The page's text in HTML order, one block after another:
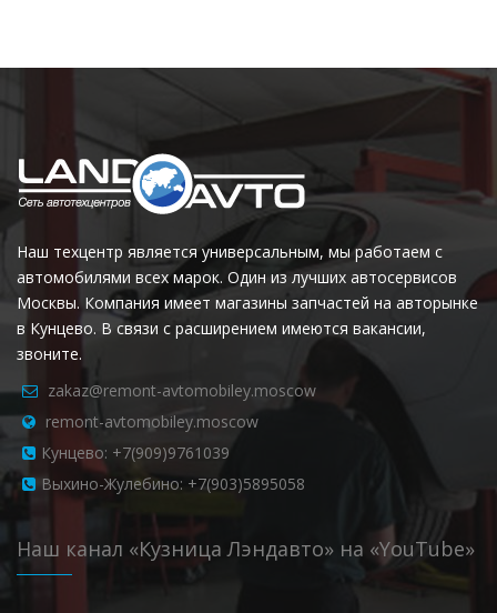
Наш техцентр является универсальным, мы работаем с
автомобилями всех марок. Один из лучших автосервисов
Москвы. Компания имеет магазины запчастей на авторынке
в Кунцево. В связи с расширением имеются вакансии,
звоните.
zakaz@remont-avtomobiley.moscow
remont-avtomobiley.moscow
Кунцево: +7(909)9761039
Выхино-Жулебино: +7(903)5895058
Наш канал «Кузница Лэндавто» на «YouTube»